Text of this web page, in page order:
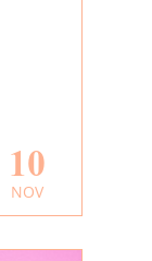
10
NOV